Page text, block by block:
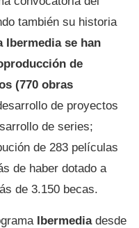
también su historia
Ibermedia se han
de
(770 obras
de proyectos
de series;
de 283 películas
de haber dotado a
de 3.150 becas.
Ibermediadesde